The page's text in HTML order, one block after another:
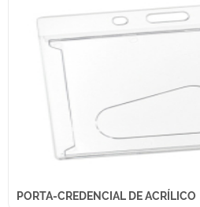
PORTA-CREDENCIAL DE ACRÍLICO